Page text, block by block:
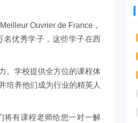
Ouvrier de France，
名优秀学子，这些学子在西
。学校提供全方位的课程体
培养他们成为行业的精英人
将有课程老师给您一对一解